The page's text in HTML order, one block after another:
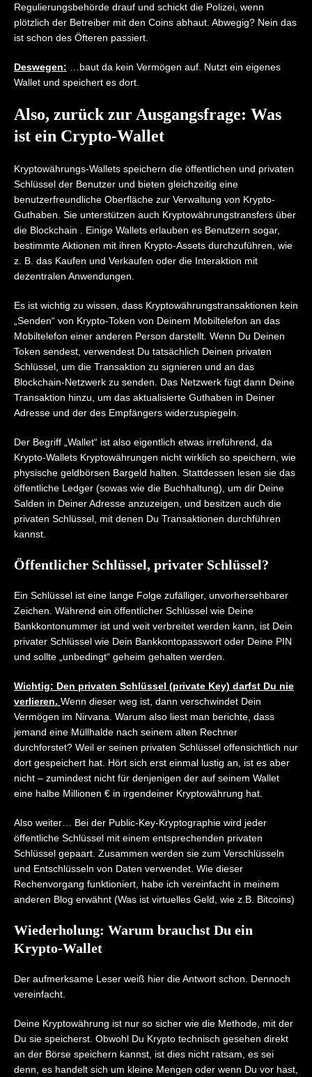
Regulierungsbehörde drauf und schickt die Polizei, wenn
plötzlich der Betreiber mit den Coins abhaut. Abwegig? Nein das
ist schon des Öfteren passiert.
Deswegen: …baut da kein Vermögen auf. Nutzt ein eigenes
Wallet und speichert es dort.
Also, zurück zur Ausgangsfrage: Was
ist ein Crypto-Wallet
Kryptowährungs-Wallets speichern die öffentlichen und privaten
Schlüssel der Benutzer und bieten gleichzeitig eine
benutzerfreundliche Oberfläche zur Verwaltung von Krypto-
Guthaben. Sie unterstützen auch Kryptowährungstransfers über
die Blockchain . Einige Wallets erlauben es Benutzern sogar,
bestimmte Aktionen mit ihren Krypto-Assets durchzuführen, wie
z. B. das Kaufen und Verkaufen oder die Interaktion mit
dezentralen Anwendungen.
Es ist wichtig zu wissen, dass Kryptowährungstransaktionen kein
„Senden“ von Krypto-Token von Deinem Mobiltelefon an das
Mobiltelefon einer anderen Person darstellt. Wenn Du Deinen
Token sendest, verwendest Du tatsächlich Deinen privaten
Schlüssel, um die Transaktion zu signieren und an das
Blockchain-Netzwerk zu senden. Das Netzwerk fügt dann Deine
Transaktion hinzu, um das aktualisierte Guthaben in Deiner
Adresse und der des Empfängers widerzuspiegeln.
Der Begriff „Wallet“ ist also eigentlich etwas irreführend, da
Krypto-Wallets Kryptowährungen nicht wirklich so speichern, wie
physische geldbörsen Bargeld halten. Stattdessen lesen sie das
öffentliche Ledger (sowas wie die Buchhaltung), um dir Deine
Salden in Deiner Adresse anzuzeigen, und besitzen auch die
privaten Schlüssel, mit denen Du Transaktionen durchführen
kannst.
Öffentlicher Schlüssel, privater Schlüssel?
Ein Schlüssel ist eine lange Folge zufälliger, unvorhersehbarer
Zeichen. Während ein öffentlicher Schlüssel wie Deine
Bankkontonummer ist und weit verbreitet werden kann, ist Dein
privater Schlüssel wie Dein Bankkontopasswort oder Deine PIN
und sollte „unbedingt“ geheim gehalten werden.
Wichtig: Den privaten Schlüssel (private Key) darfst Du nie
verlieren. Wenn dieser weg ist, dann verschwindet Dein
Vermögen im Nirvana. Warum also liest man berichte, dass
jemand eine Müllhalde nach seinem alten Rechner
durchforstet? Weil er seinen privaten Schlüssel offensichtlich nur
dort gespeichert hat. Hört sich erst einmal lustig an, ist es aber
nicht – zumindest nicht für denjenigen der auf seinem Wallet
eine halbe Millionen € in irgendeiner Kryptowährung hat.
Also weiter… Bei der Public-Key-Kryptographie wird jeder
öffentliche Schlüssel mit einem entsprechenden privaten
Schlüssel gepaart. Zusammen werden sie zum Verschlüsseln
und Entschlüsseln von Daten verwendet. Wie dieser
Rechenvorgang funktioniert, habe ich vereinfacht in meinem
anderen Blog erwähnt (Was ist virtuelles Geld, wie z.B. Bitcoins)
Wiederholung: Warum brauchst Du ein
Krypto-Wallet
Der aufmerksame Leser weiß hier die Antwort schon. Dennoch
vereinfacht.
Deine Kryptowährung ist nur so sicher wie die Methode, mit der
Du sie speicherst. Obwohl Du Krypto technisch gesehen direkt
an der Börse speichern kannst, ist dies nicht ratsam, es sei
denn, es handelt sich um kleine Mengen oder wenn Du vor hast,